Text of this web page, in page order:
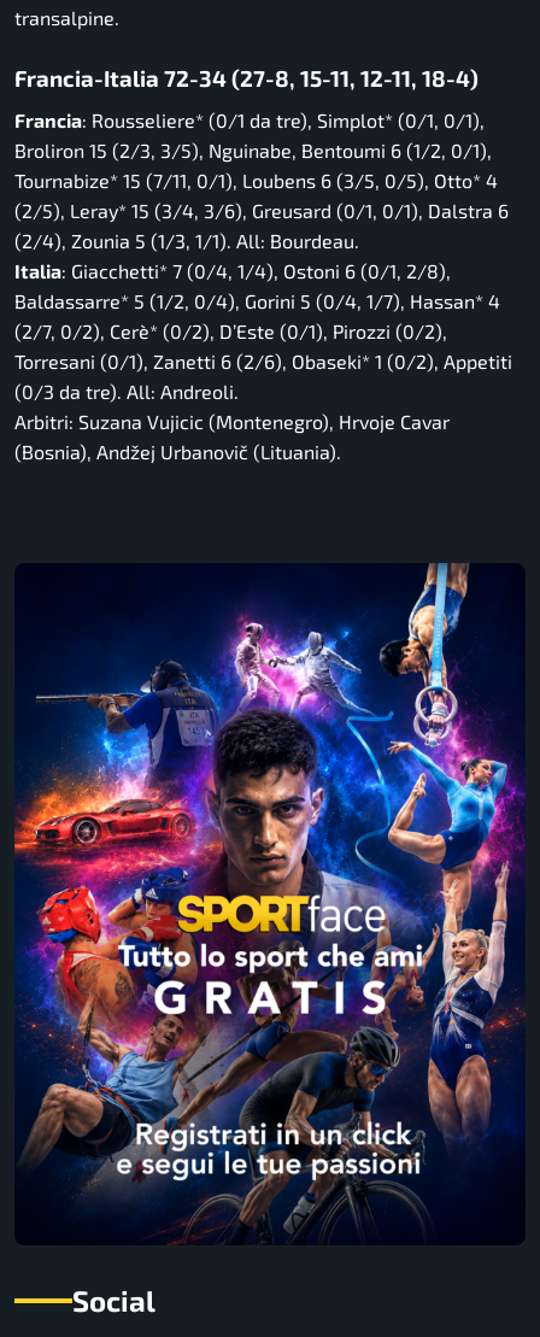
transalpine.
Francia-Italia 72-34 (27-8, 15-11, 12-11, 18-4)
Francia: Rousseliere* (0/1 da tre), Simplot* (0/1, 0/1),
Broliron 15 (2/3, 3/5), Nguinabe, Bentoumi 6 (1/2, 0/1),
Tournabize* 15 (7/11, 0/1), Loubens 6 (3/5, 0/5), Otto* 4
(2/5), Leray* 15 (3/4, 3/6), Greusard (0/1, 0/1), Dalstra 6
(2/4), Zounia 5 (1/3, 1/1). All: Bourdeau.
Italia: Giacchetti* 7 (0/4, 1/4), Ostoni 6 (0/1, 2/8),
Baldassarre* 5 (1/2, 0/4), Gorini 5 (0/4, 1/7), Hassan* 4
(2/7, 0/2), Cerè* (0/2), D’Este (0/1), Pirozzi (0/2),
Torresani (0/1), Zanetti 6 (2/6), Obaseki* 1 (0/2), Appetiti
(0/3 da tre). All: Andreoli.
Arbitri: Suzana Vujicic (Montenegro), Hrvoje Cavar
(Bosnia), Andžej Urbanovič (Lituania).
Social